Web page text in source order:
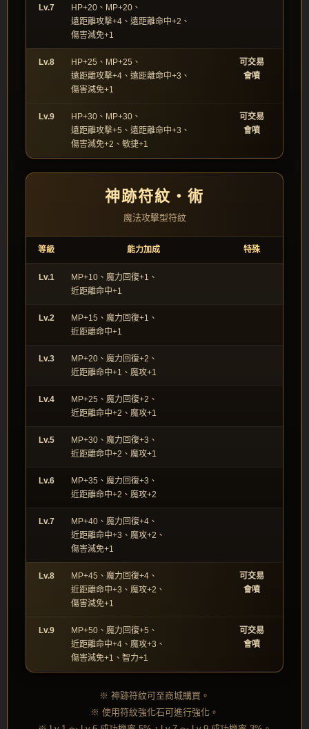
Lv.7
HP+20、MP+20、
遠距離攻擊+4、遠距離命中+2、
傷害減免+1
Lv.8
HP+25、MP+25、
遠距離攻擊+4、遠距離命中+3、
傷害減免+1
可交易
會噴
Lv.9
HP+30、MP+30、
遠距離攻擊+5、遠距離命中+3、
傷害減免+2、敏捷+1
可交易
會噴
神跡符紋‧術
魔法攻擊型符紋
等級 能力加成 特殊
Lv.1
MP+10、魔力回復+1、
近距離命中+1
Lv.2
MP+15、魔力回復+1、
近距離命中+1
Lv.3
MP+20、魔力回復+2、
近距離命中+1、魔攻+1
Lv.4
MP+25、魔力回復+2、
近距離命中+2、魔攻+1
Lv.5
MP+30、魔力回復+3、
近距離命中+2、魔攻+1
Lv.6
MP+35、魔力回復+3、
近距離命中+2、魔攻+2
Lv.7
MP+40、魔力回復+4、
近距離命中+3、魔攻+2、
傷害減免+1
Lv.8
MP+45、魔力回復+4、
近距離命中+3、魔攻+2、
傷害減免+1
可交易
會噴
Lv.9
MP+50、魔力回復+5、
近距離命中+4、魔攻+3、
傷害減免+1、智力+1
可交易
會噴
※ 神跡符紋可至商城購買。
※ 使用符紋強化石可進行強化。